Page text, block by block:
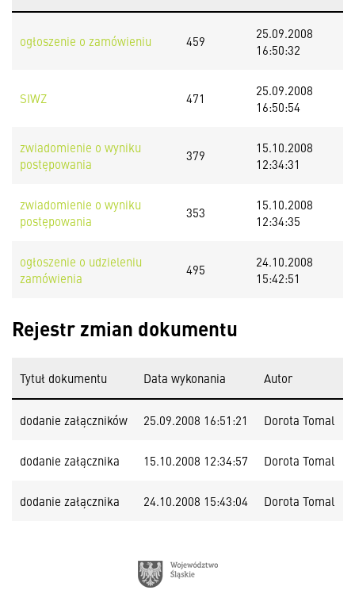
ogłoszenie o zamówieniu 459
25.09.2008
16:50:32
SIWZ 471
25.09.2008
16:50:54
zwiadomienie o wyniku
postępowania
379
15.10.2008
12:34:31
zwiadomienie o wyniku
postępowania
353
15.10.2008
12:34:35
ogłoszenie o udzieleniu
zamówienia
495
24.10.2008
15:42:51
Rejestr zmian dokumentu
Tytuł dokumentu Data wykonania Autor
dodanie załączników 25.09.2008 16:51:21 Dorota Tomal
dodanie załącznika 15.10.2008 12:34:57 Dorota Tomal
dodanie załącznika 24.10.2008 15:43:04 Dorota Tomal